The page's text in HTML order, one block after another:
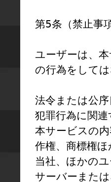
第5条（禁止事項
ユーザーは、
の行為をしては
法令または公
犯罪行為に関
本サービスの
作権、商標権
当社、ほかの
サーバーまた